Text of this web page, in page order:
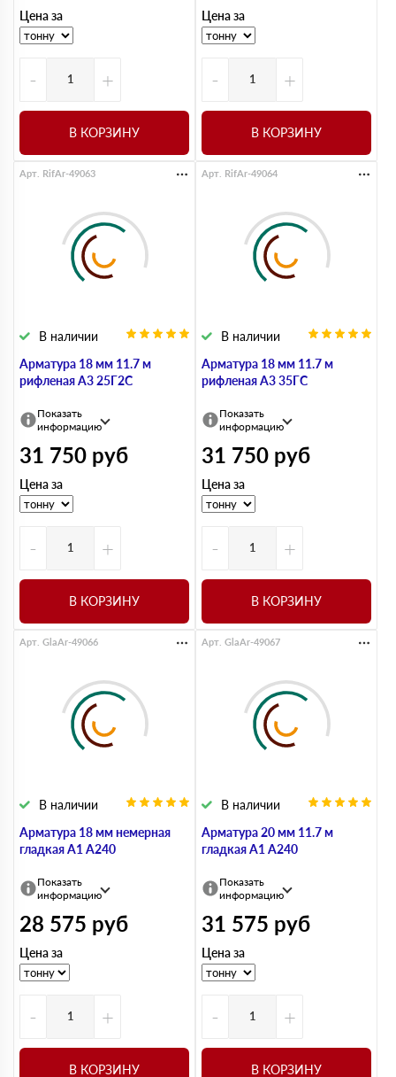
Цена за
- +
В КОРЗИНУ
Цена за
- +
В КОРЗИНУ
Арматура 18 мм 11.7 м
рифленая А3 25Г2С
В наличии
Арт. RifAr-49063
Показать
информацию
31 750 руб
Цена за
- +
В КОРЗИНУ
Арматура 18 мм 11.7 м
рифленая А3 35ГС
В наличии
Арт. RifAr-49064
Показать
информацию
31 750 руб
Цена за
- +
В КОРЗИНУ
Арматура 18 мм немерная
гладкая А1 А240
В наличии
Арт. GlaAr-49066
Показать
информацию
28 575 руб
Цена за
- +
В КОРЗИНУ
Арматура 20 мм 11.7 м
гладкая А1 А240
В наличии
Арт. GlaAr-49067
Показать
информацию
31 575 руб
Цена за
- +
В КОРЗИНУ